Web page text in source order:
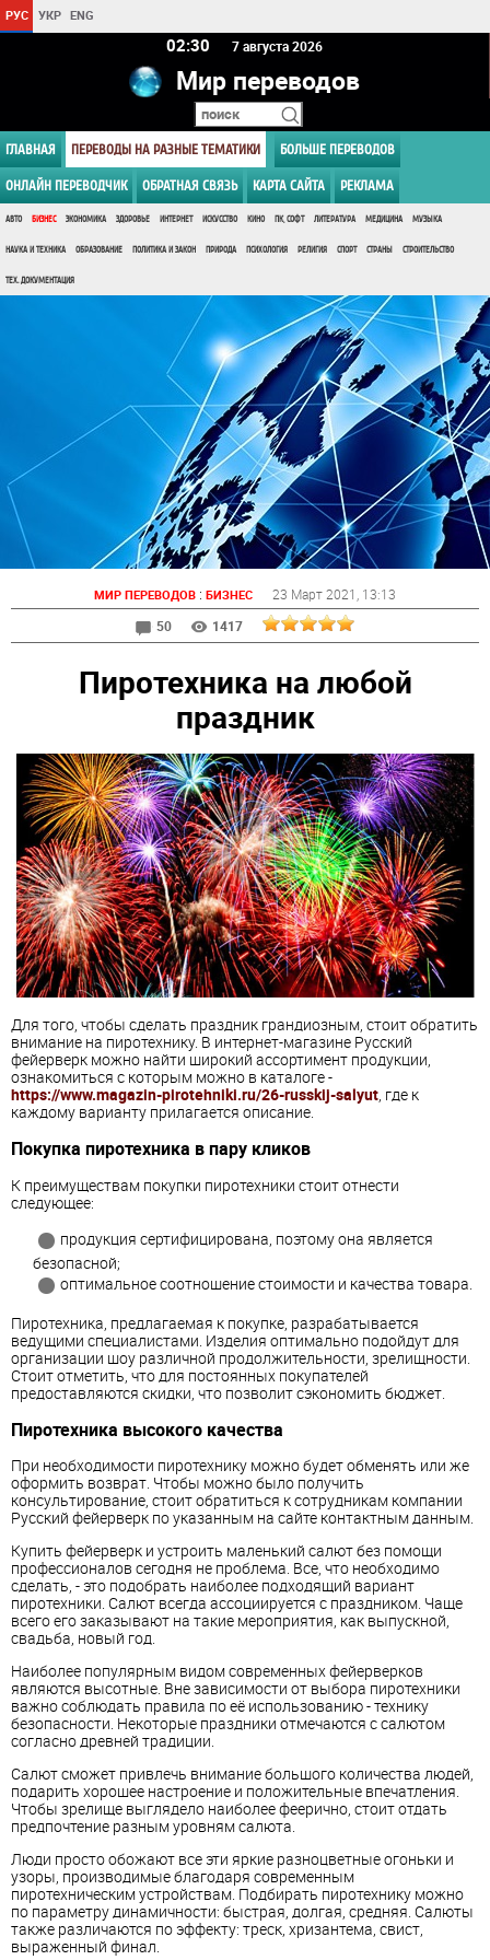
РУС УКР ENG
02 30 7 августа 2026
Мир переводов
ГЛАВНАЯ ПЕРЕВОДЫ НА РАЗНЫЕ ТЕМАТИКИ БОЛЬШЕ ПЕРЕВОДОВ
ОНЛАЙН ПЕРЕВОДЧИК ОБРАТНАЯ СВЯЗЬ КАРТА САЙТА РЕКЛАМА
АВТО БИЗНЕС ЭКОНОМИКА ЗДОРОВЬЕ ИНТЕРНЕТ ИСКУССТВО КИНО ПК, СОФТ ЛИТЕРАТУРА МЕДИЦИНА МУЗЫКА
НАУКА И ТЕХНИКА ОБРАЗОВАНИЕ ПОЛИТИКА И ЗАКОН ПРИРОДА ПСИХОЛОГИЯ РЕЛИГИЯ СПОРТ СТРАНЫ СТРОИТЕЛЬСТВО
ТЕХ. ДОКУМЕНТАЦИЯ
МИР ПЕРЕВОДОВ : БИЗНЕС 23 Март 2021 , 13:13
50
1417
Пиротехника на любой
праздник
Для того, чтобы сделать праздник грандиозным, стоит обратить
внимание на пиротехнику. В интернет-магазине Русский
фейерверк можно найти широкий ассортимент продукции,
ознакомиться с которым можно в каталоге -
https://www.magazin-pirotehniki.ru/26-russkij-salyut, где к
каждому варианту прилагается описание.
Покупка пиротехника в пару кликов
К преимуществам покупки пиротехники стоит отнести
следующее:
продукция сертифицирована, поэтому она является
безопасной;
оптимальное соотношение стоимости и качества товара.
Пиротехника, предлагаемая к покупке, разрабатывается
ведущими специалистами. Изделия оптимально подойдут для
организации шоу различной продолжительности, зрелищности.
Стоит отметить, что для постоянных покупателей
предоставляются скидки, что позволит сэкономить бюджет.
Пиротехника высокого качества
При необходимости пиротехнику можно будет обменять или же
оформить возврат. Чтобы можно было получить
консультирование, стоит обратиться к сотрудникам компании
Русский фейерверк по указанным на сайте контактным данным.
Купить фейерверк и устроить маленький салют без помощи
профессионалов сегодня не проблема. Все, что необходимо
сделать, - это подобрать наиболее подходящий вариант
пиротехники. Салют всегда ассоциируется с праздником. Чаще
всего его заказывают на такие мероприятия, как выпускной,
свадьба, новый год.
Наиболее популярным видом современных фейерверков
являются высотные. Вне зависимости от выбора пиротехники
важно соблюдать правила по её использованию - технику
безопасности. Некоторые праздники отмечаются с салютом
согласно древней традиции.
Салют сможет привлечь внимание большого количества людей,
подарить хорошее настроение и положительные впечатления.
Чтобы зрелище выглядело наиболее феерично, стоит отдать
предпочтение разным уровням салюта.
Люди просто обожают все эти яркие разноцветные огоньки и
узоры, производимые благодаря современным
пиротехническим устройствам. Подбирать пиротехнику можно
по параметру динамичности: быстрая, долгая, средняя. Салюты
также различаются по эффекту: треск, хризантема, свист,
выраженный финал.